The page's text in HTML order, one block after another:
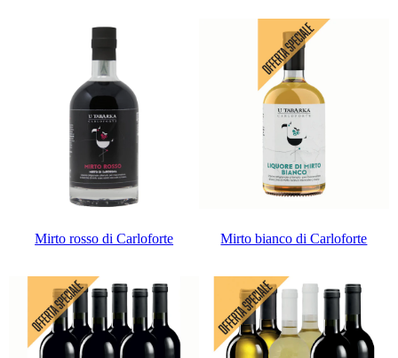
Mirto rosso di Carloforte Mirto bianco di Carloforte